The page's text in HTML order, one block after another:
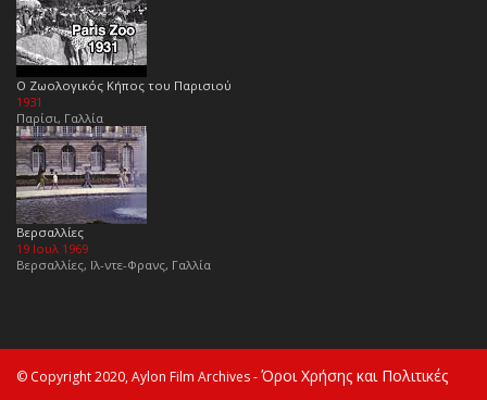
Ο Ζωολογικός Κήπος του Παρισιού
1931
Παρίσι, Γαλλία
Βερσαλλίες
19 Ιουλ 1969
Βερσαλλίες, Ιλ-ντε-Φρανς, Γαλλία
© Copyright 2020, Aylon Film Archives -Όροι Χρήσης και Πολιτικές